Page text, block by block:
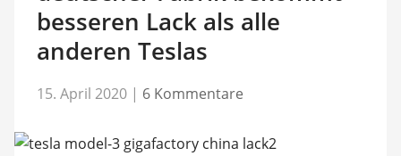
besseren Lack als alle
anderen Teslas
15. April 2020 | 6 Kommentare